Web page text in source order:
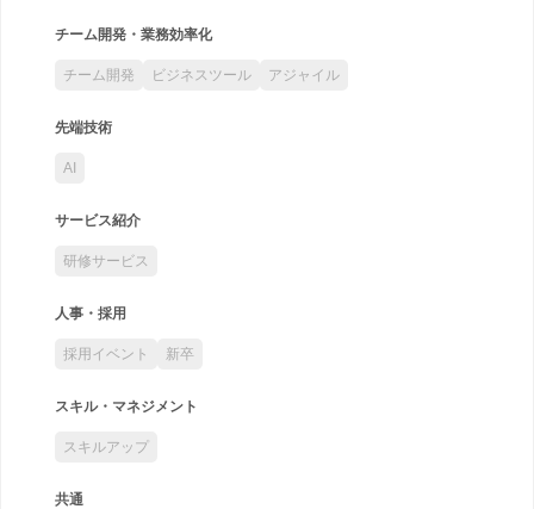
チーム開発・業務効率化
チーム開発 ビジネスツール アジャイル
先端技術
AI
サービス紹介
研修サービス
人事・採用
採用イベント 新卒
スキル・マネジメント
スキルアップ
共通